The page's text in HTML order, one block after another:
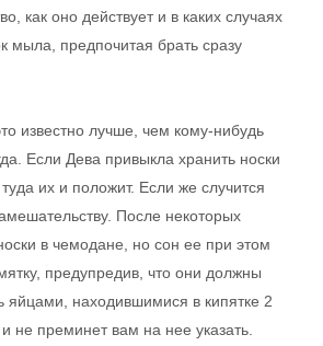
как оно действует и в каких случаях
мыла, предпочитая брать сразу
известно лучше, чем кому-нибудь
Если Дева привыкла хранить носки
их и положит. Если же случится
После некоторых
в чемодане, но сон ее при этом
предупредив, что они должны
яйцами, находившимися в кипятке 2
не преминет вам на нее указать.